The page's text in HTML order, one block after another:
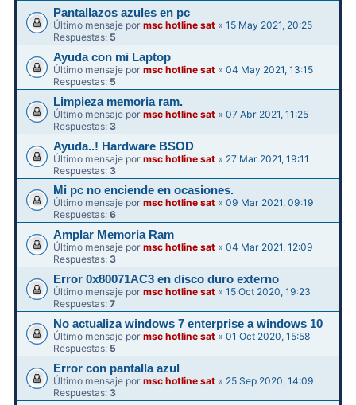
Pantallazos azules en pc
Último mensaje pormsc hotline sat «15 May 2021, 20:25
Respuestas: 5
Ayuda con mi Laptop
Último mensaje pormsc hotline sat «04 May 2021, 13:15
Respuestas: 5
Limpieza memoria ram.
Último mensaje pormsc hotline sat «07 Abr 2021, 11:25
Respuestas: 3
Ayuda..! Hardware BSOD
Último mensaje pormsc hotline sat « 27 Mar 2021, 19:11
Respuestas:3
Mi pc no enciende en ocasiones.
Último mensaje pormsc hotline sat «09 Mar 2021, 09:19
Respuestas:6
Amplar Memoria Ram
Último mensaje pormsc hotline sat «04 Mar 2021, 12:09
Respuestas:3
Error 0x80071AC3 en disco duro externo
Último mensaje pormsc hotline sat «15 Oct 2020, 19:23
Respuestas:7
No actualiza windows 7 enterprise a windows 10
Último mensaje pormsc hotline sat «01 Oct 2020, 15:58
Respuestas: 5
Error con pantalla azul
Último mensaje pormsc hotline sat « 25 Sep 2020, 14:09
Respuestas: 3